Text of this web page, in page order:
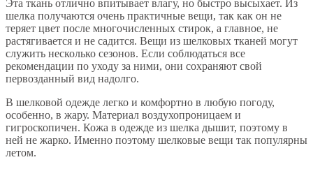
Эта ткань отлично впитывает влагу, но быстро высыхает. Из
шелка получаются очень практичные вещи, так как он не
теряет цвет после многочисленных стирок, а главное, не
растягивается и не садится. Вещи из шелковых тканей могут
служить несколько сезонов. Если соблюдаться все
рекомендации по уходу за ними, они сохраняют свой
первозданный вид надолго.
В шелковой одежде легко и комфортно в любую погоду,
особенно, в жару. Материал воздухопроницаем и
гигроскопичен. Кожа в одежде из шелка дышит, поэтому в
ней не жарко. Именно поэтому шелковые вещи так популярны
летом.